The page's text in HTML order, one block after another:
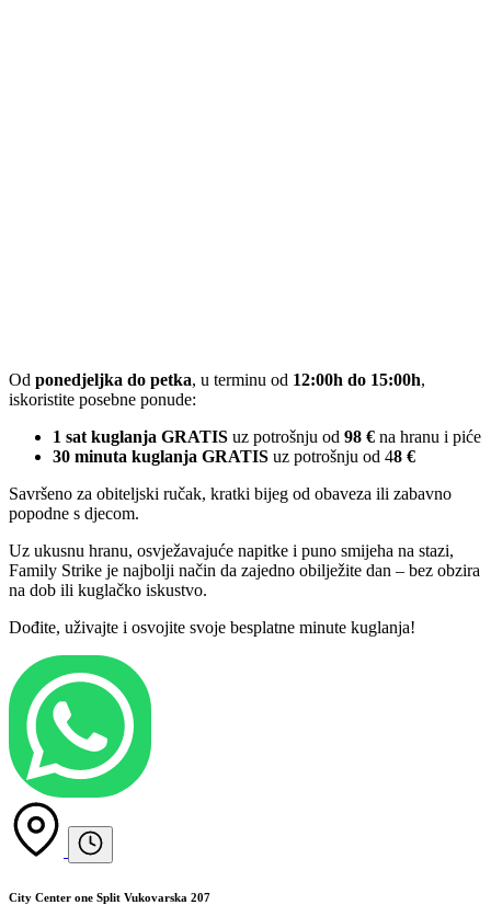
Od ponedjeljka do petka, u terminu od 12:00h do 15:00h,
iskoristite posebne ponude:
1 sat kuglanja GRATIS uz potrošnju od 98 € na hranu i piće
30 minuta kuglanja GRATIS uz potrošnju od 48 €
Savršeno za obiteljski ručak, kratki bijeg od obaveza ili zabavno
popodne s djecom.
Uz ukusnu hranu, osvježavajuće napitke i puno smijeha na stazi,
Family Strike je najbolji način da zajedno obilježite dan – bez obzira
na dob ili kuglačko iskustvo.
Dođite, uživajte i osvojite svoje besplatne minute kuglanja!
City Center one Split Vukovarska 207